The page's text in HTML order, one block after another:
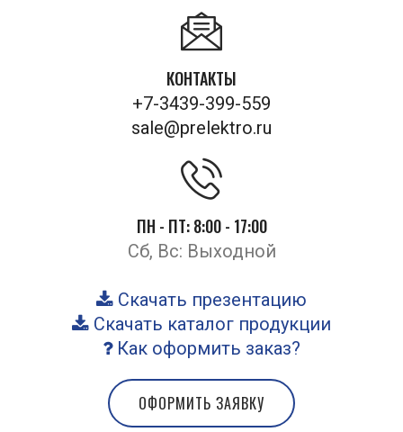
КОНТАКТЫ
+7-3439-399-559
sale@prelektro.ru
ПН - ПТ: 8:00 - 17:00
Сб, Вс: Выходной
Скачать презентацию
Скачать каталог продукции
Как оформить заказ?
ОФОРМИТЬ ЗАЯВКУ